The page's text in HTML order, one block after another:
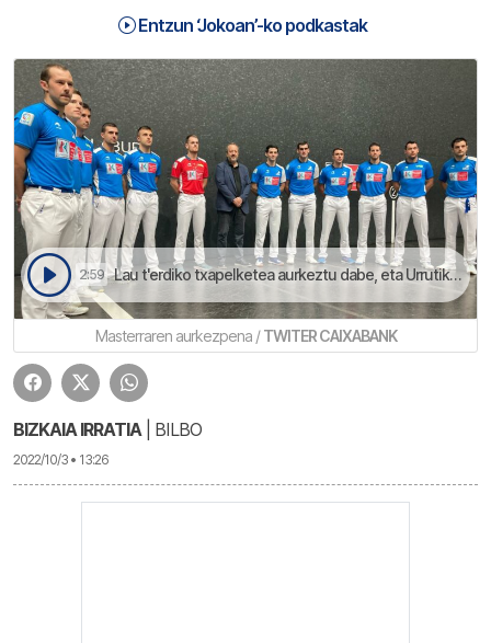
Entzun ‘Jokoan’-ko podkastak
2:59 Lau t'erdiko txapelketea aurkeztu dabe, eta Urrutikoetxea ilusinoz dago | Jokoan
Masterraren aurkezpena /TWITER CAIXABANK
BIZKAIA IRRATIA| BILBO
2022/10/3 • 13:26